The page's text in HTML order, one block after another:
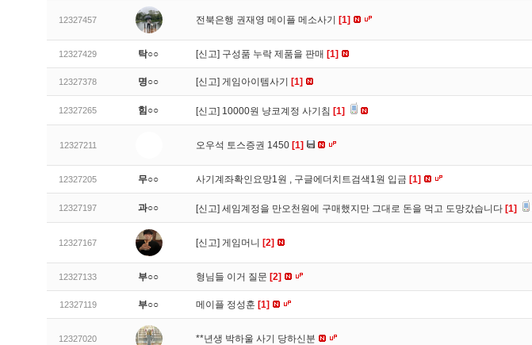
12327457 전북은행 권재영 메이플 메소사기 [1]
12327429 탁○○ [신고] 구성품 누락 제품을 판매 [1]
12327378 명○○ [신고] 게임아이템사기 [1]
12327265 힘○○ [신고] 10000원 냥코계정 사기침 [1]
12327211 오우석 토스증권 1450 [1]
12327205 무○○ 사기계좌확인요망1원 , 구글에더치트검색1원 입금 [1]
12327197 과○○ [신고] 세임계정을 만오천원에 구매했지만 그대로 돈을 먹고 도망갔습니다 [1]
12327167 [신고] 게임머니 [2]
12327133 부○○ 형님들 이거 질문 [2]
12327119 부○○ 메이플 정성훈 [1]
12327020 **년생 박하울 사기 당하신분